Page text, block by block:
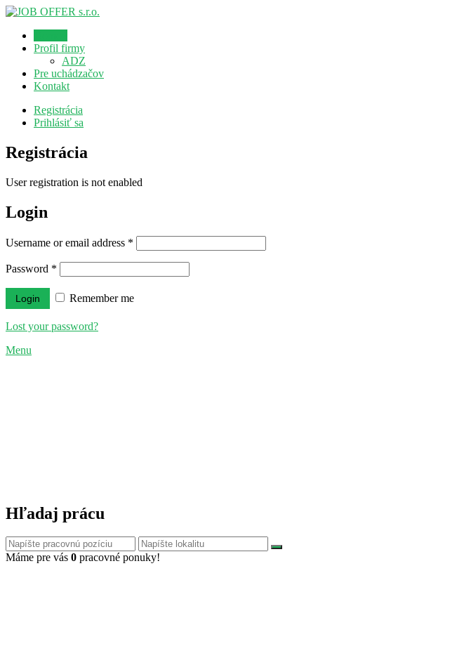
Profil firmy
ADZ
Pre uchádzačov
Kontakt
Registrácia
Prihlásiť sa
Registrácia
User registration is not enabled
Login
Username or email address *
Password *
Remember me
Lost your password?
Menu
Hľadaj prácu
Máme pre vás 0 pracovné ponuky!